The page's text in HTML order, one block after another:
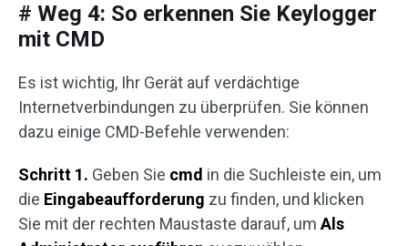
# Weg 4: So erkennen Sie Keylogger
mit CMD
Es ist wichtig, Ihr Gerät auf verdächtige
Internetverbindungen zu überprüfen. Sie können
dazu einige CMD-Befehle verwenden:
Schritt 1. Geben Sie cmd in die Suchleiste ein, um
die Eingabeaufforderung zu finden, und klicken
Sie mit der rechten Maustaste darauf, um Als